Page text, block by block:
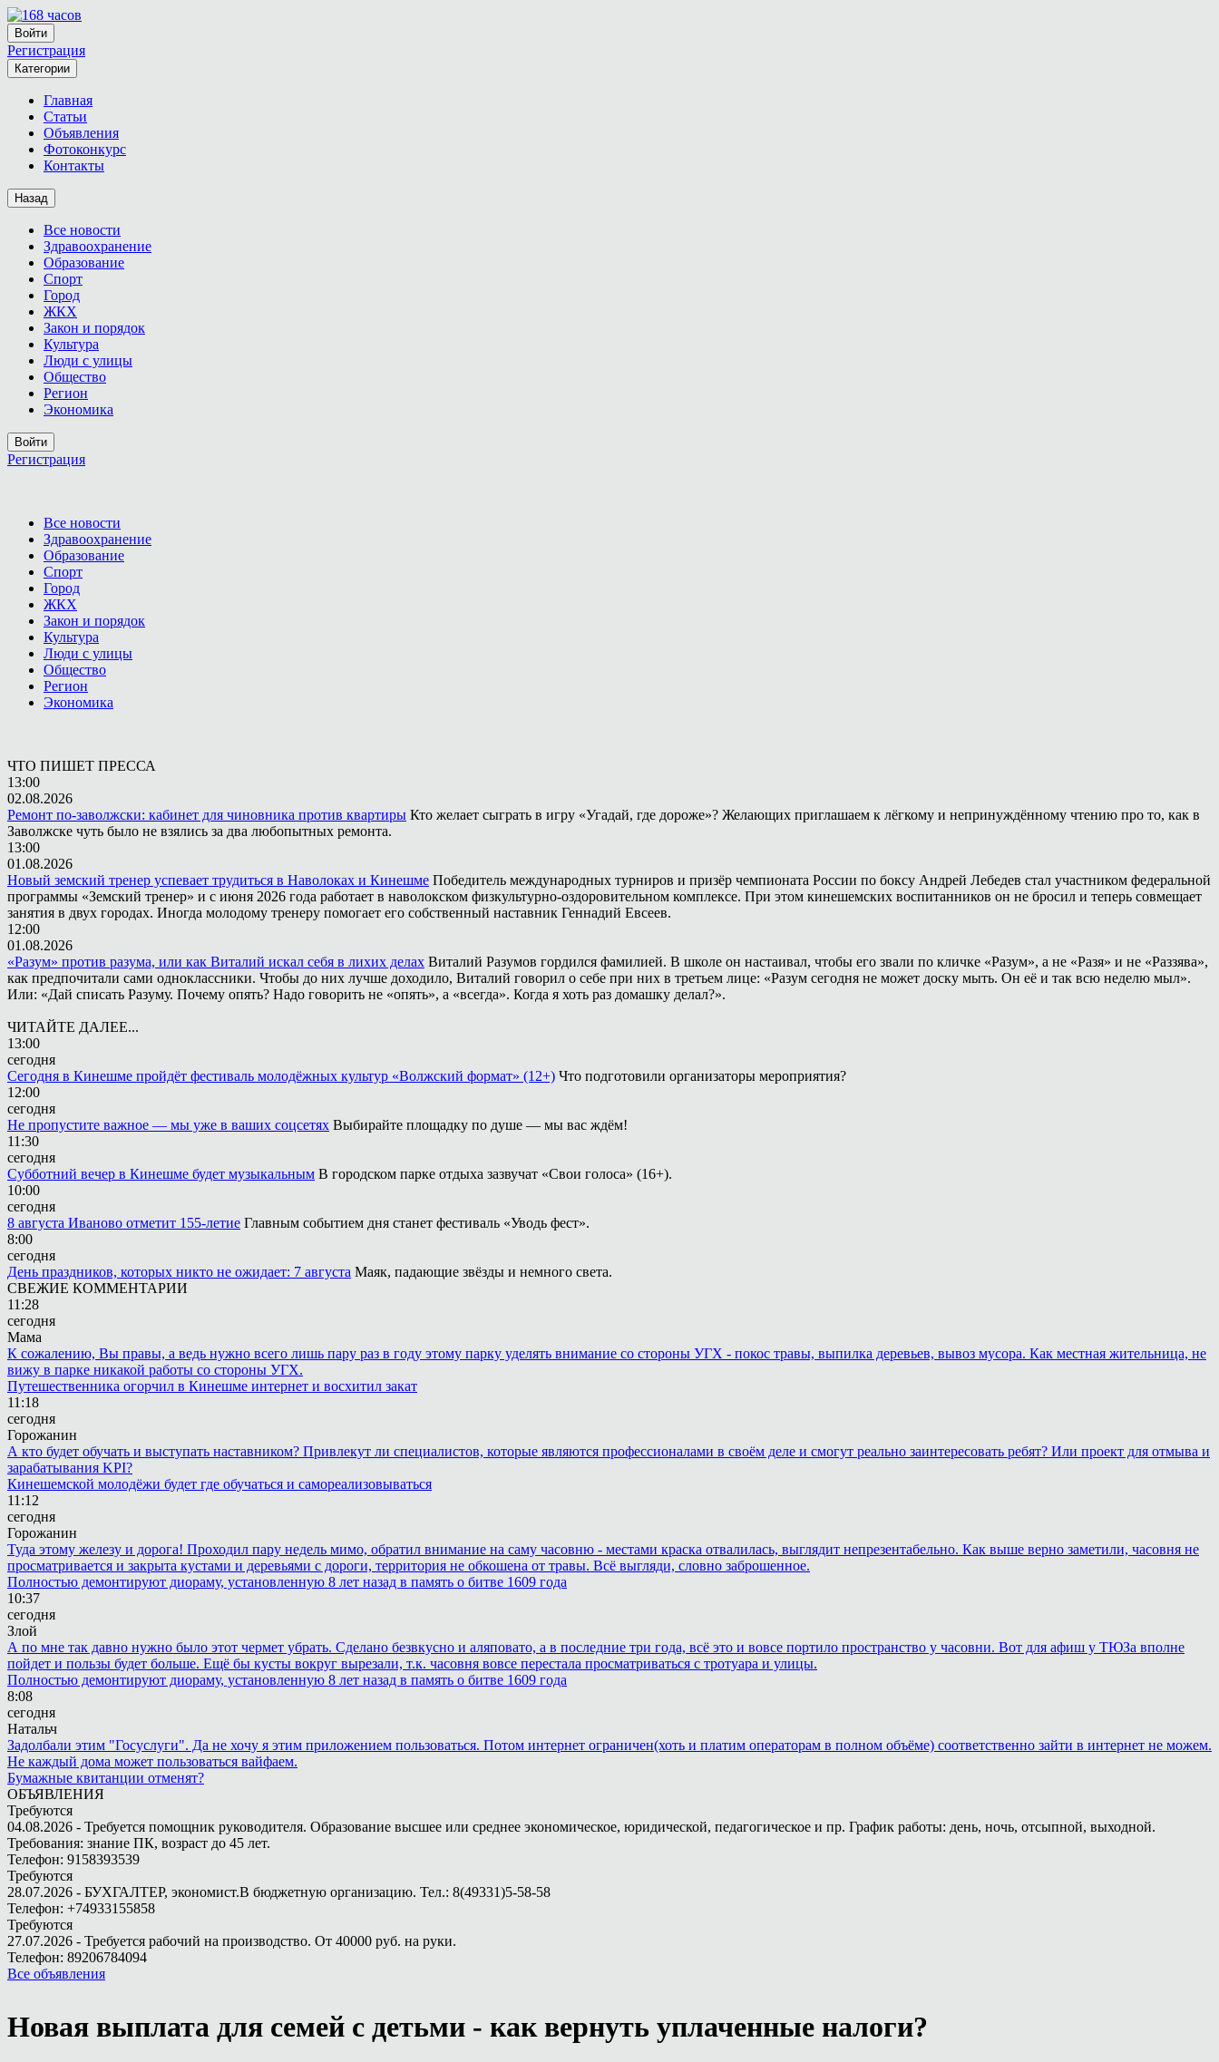
Войти
Регистрация
Категории
Главная
Статьи
Объявления
Фотоконкурс
Контакты
Назад
Все новости
Здравоохранение
Образование
Спорт
Город
ЖКХ
Закон и порядок
Культура
Люди с улицы
Общество
Регион
Экономика
Войти
Регистрация
Все новости
Здравоохранение
Образование
Спорт
Город
ЖКХ
Закон и порядок
Культура
Люди с улицы
Общество
Регион
Экономика
ЧТО ПИШЕТ ПРЕССА
13:00
02.08.2026
Ремонт по-заволжски: кабинет для чиновника против квартиры Кто желает сыграть в игру «Угадай, где дороже»? Желающих приглашаем к лёгкому и непринуждённому чтению про то, как в
Заволжске чуть было не взялись за два любопытных ремонта.
13:00
01.08.2026
Новый земский тренер успевает трудиться в Наволоках и Кинешме Победитель международных турниров и призёр чемпионата России по боксу Андрей Лебедев стал участником федеральной
программы «Земский тренер» и с июня 2026 года работает в наволокском физкультурно-оздоровительном комплексе. При этом кинешемских воспитанников он не бросил и теперь совмещает
занятия в двух городах. Иногда молодому тренеру помогает его собственный наставник Геннадий Евсеев.
12:00
01.08.2026
«Разум» против разума, или как Виталий искал себя в лихих делах Виталий Разумов гордился фамилией. В школе он настаивал, чтобы его звали по кличке «Разум», а не «Разя» и не «Раззява»,
как предпочитали сами одноклассники. Чтобы до них лучше доходило, Виталий говорил о себе при них в третьем лице: «Разум сегодня не может доску мыть. Он её и так всю неделю мыл».
Или: «Дай списать Разуму. Почему опять? Надо говорить не «опять», а «всегда». Когда я хоть раз домашку делал?».
ЧИТАЙТЕ ДАЛЕЕ...
13:00
сегодня
Сегодня в Кинешме пройдёт фестиваль молодёжных культур «Волжский формат» (12+) Что подготовили организаторы мероприятия?
12:00
сегодня
Не пропустите важное — мы уже в ваших соцсетях Выбирайте площадку по душе — мы вас ждём!
11:30
сегодня
Субботний вечер в Кинешме будет музыкальным В городском парке отдыха зазвучат «Свои голоса» (16+).
10:00
сегодня
8 августа Иваново отметит 155-летие Главным событием дня станет фестиваль «Уводь фест».
8:00
сегодня
День праздников, которых никто не ожидает: 7 августа Маяк, падающие звёзды и немного света.
СВЕЖИЕ КОММЕНТАРИИ
11:28
сегодня
Мама
К сожалению, Вы правы, а ведь нужно всего лишь пару раз в году этому парку уделять внимание со стороны УГХ - покос травы, выпилка деревьев, вывоз мусора. Как местная жительница, не
вижу в парке никакой работы со стороны УГХ.
Путешественника огорчил в Кинешме интернет и восхитил закат
11:18
сегодня
Горожанин
А кто будет обучать и выступать наставником? Привлекут ли специалистов, которые являются профессионалами в своём деле и смогут реально заинтересовать ребят? Или проект для отмыва и
зарабатывания KPI?
Кинешемской молодёжи будет где обучаться и самореализовываться
11:12
сегодня
Горожанин
Туда этому железу и дорога! Проходил пару недель мимо, обратил внимание на саму часовню - местами краска отвалилась, выглядит непрезентабельно. Как выше верно заметили, часовня не
просматривается и закрыта кустами и деревьями с дороги, территория не обкошена от травы. Всё выгляди, словно заброшенное.
Полностью демонтируют диораму, установленную 8 лет назад в память о битве 1609 года
10:37
сегодня
Злой
А по мне так давно нужно было этот чермет убрать. Сделано безвкусно и аляповато, а в последние три года, всё это и вовсе портило пространство у часовни. Вот для афиш у ТЮЗа вполне
пойдет и пользы будет больше. Ещё бы кусты вокруг вырезали, т.к. часовня вовсе перестала просматриваться с тротуара и улицы.
Полностью демонтируют диораму, установленную 8 лет назад в память о битве 1609 года
8:08
сегодня
Натальч
Задолбали этим "Госуслуги". Да не хочу я этим приложением пользоваться. Потом интернет ограничен(хоть и платим операторам в полном объёме) соответственно зайти в интернет не можем.
Не каждый дома может пользоваться вайфаем.
Бумажные квитанции отменят?
ОБЪЯВЛЕНИЯ
Требуются
04.08.2026 - Требуется помощник руководителя. Образование высшее или среднее экономическое, юридической, педагогическое и пр. График работы: день, ночь, отсыпной, выходной.
Требования: знание ПК, возраст до 45 лет.
Телефон: 9158393539
Требуются
28.07.2026 - БУХГАЛТЕР, экономист.В бюджетную организацию. Тел.: 8(49331)5-58-58
Телефон: +74933155858
Требуются
27.07.2026 - Требуется рабочий на производство. От 40000 руб. на руки.
Телефон: 89206784094
Все объявления
Новая выплата для семей с детьми - как вернуть уплаченные налоги?